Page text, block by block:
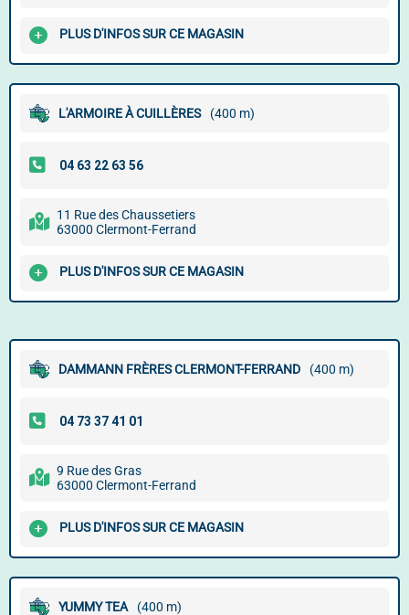
PLUS D'INFOS SUR CE MAGASIN
L'ARMOIRE À CUILLÈRES (400 m)
11 Rue des Chaussetiers
63000 Clermont-Ferrand
PLUS D'INFOS SUR CE MAGASIN
DAMMANN FRÈRES CLERMONT-FERRAND (400 m)
9 Rue des Gras
63000 Clermont-Ferrand
PLUS D'INFOS SUR CE MAGASIN
YUMMY TEA (400 m)